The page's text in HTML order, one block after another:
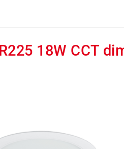
18W CCT